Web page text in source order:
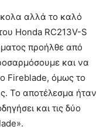
αλλά το καλό
Honda RC213V-S
προήλθε από
και να
Fireblade, όμως το
Το αποτέλεσμα ήταν
και τις δύο